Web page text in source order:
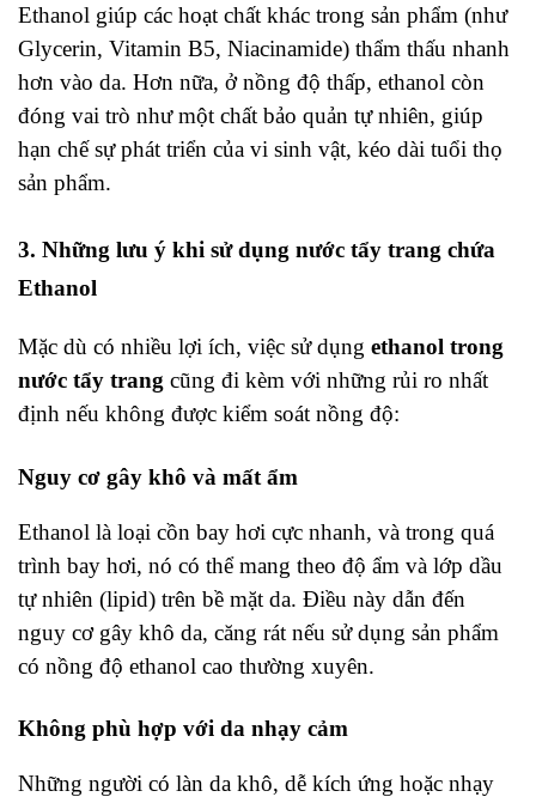
Ethanol giúp các hoạt chất khác trong sản phẩm (như
Glycerin, Vitamin B5, Niacinamide) thẩm thấu nhanh
hơn vào da. Hơn nữa, ở nồng độ thấp, ethanol còn
đóng vai trò như một chất bảo quản tự nhiên, giúp
hạn chế sự phát triển của vi sinh vật, kéo dài tuổi thọ
sản phẩm.
3. Những lưu ý khi sử dụng nước tẩy trang chứa
Ethanol
Mặc dù có nhiều lợi ích, việc sử dụng ethanol trong
nước tẩy trang cũng đi kèm với những rủi ro nhất
định nếu không được kiểm soát nồng độ:
Nguy cơ gây khô và mất ẩm
Ethanol là loại cồn bay hơi cực nhanh, và trong quá
trình bay hơi, nó có thể mang theo độ ẩm và lớp dầu
tự nhiên (lipid) trên bề mặt da. Điều này dẫn đến
nguy cơ gây khô da, căng rát nếu sử dụng sản phẩm
có nồng độ ethanol cao thường xuyên.
Không phù hợp với da nhạy cảm
Những người có làn da khô, dễ kích ứng hoặc nhạy